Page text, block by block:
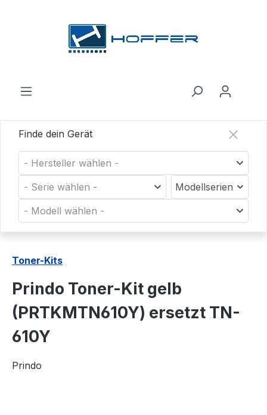
Finde dein Gerät
- Hersteller wählen -
- Serie wählen -
Modellserien
- Modell wählen -
Toner-Kits
Prindo Toner-Kit gelb
(PRTKMTN610Y) ersetzt TN-
610Y
Prindo